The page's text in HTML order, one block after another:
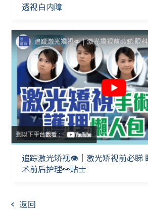
透视白内障
追踪激光矫视👁｜激光矫视前必睇
术前后护理👀贴士
返回